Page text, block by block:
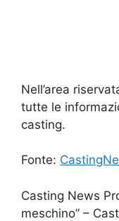
Nell’area
tutte le
casting.
Fonte:
Casting News
meschino” –